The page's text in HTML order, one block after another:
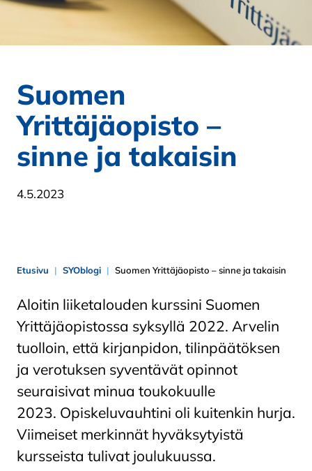
Suomen
Yrittäjäopisto –
sinne ja takaisin
4.5.2023
Etusivu SYOblogi Suomen Yrittäjäopisto – sinne ja takaisin
Aloitin liiketalouden kurssini Suomen
Yrittäjäopistossa syksyllä 2022. Arvelin
tuolloin, että kirjanpidon, tilinpäätöksen
ja verotuksen syventävät opinnot
seuraisivat minua toukokuulle
2023. Opiskeluvauhtini oli kuitenkin hurja.
Viimeiset merkinnät hyväksytyistä
kursseista tulivat joulukuussa.